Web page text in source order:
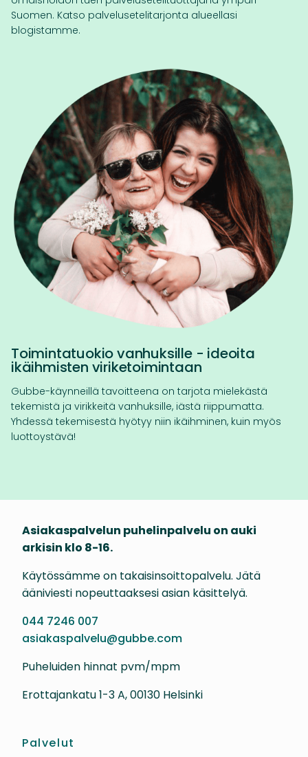
Suomen. Katso palvelusetelitarjonta alueellasi
blogistamme.
Toimintatuokio vanhuksille - ideoita
ikäihmisten viriketoimintaan
Gubbe-käynneillä tavoitteena on tarjota mielekästä
tekemistä ja virikkeitä vanhuksille, iästä riippumatta.
Yhdessä tekemisestä hyötyy niin ikäihminen, kuin myös
luottoystävä!
Asiakaspalvelun puhelinpalvelu on auki
arkisin klo 8-16.
Käytössämme on takaisinsoittopalvelu. Jätä
ääniviesti nopeuttaaksesi asian käsittelyä.
044 7246 007
asiakaspalvelu@gubbe.com
Puheluiden hinnat pvm/mpm
Erottajankatu 1-3 A, 00130 Helsinki
Palvelut